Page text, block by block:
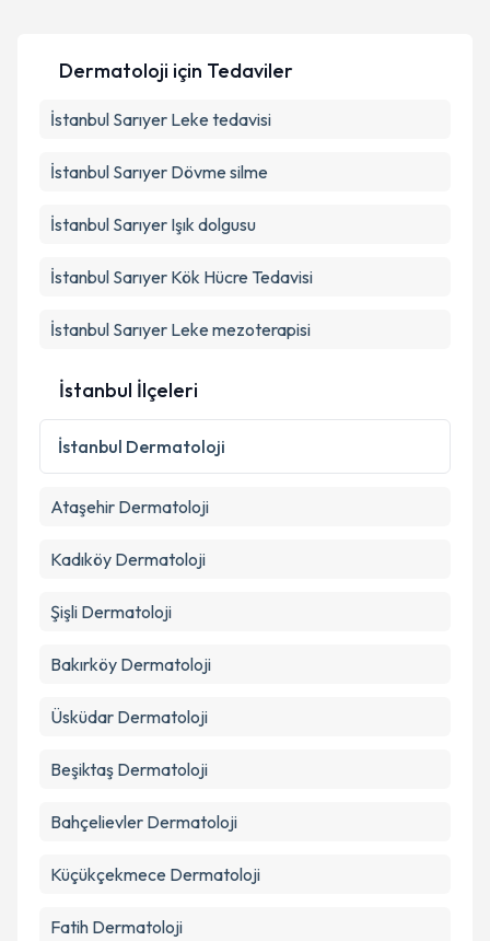
Takvim Talebini Gönder
takvim hazırlandığında e-posta ile bilgilendireceğiz.
E-posta Adresiniz
Kişisel verilerimin işlenmesine ilişkin
Takvim Talebini Gönder
Dermatoloji için Tedaviler
İstanbul Sarıyer Leke tedavisi
İstanbul Sarıyer Dövme silme
İstanbul Sarıyer Işık dolgusu
İstanbul Sarıyer Kök Hücre Tedavisi
İstanbul Sarıyer Leke mezoterapisi
İstanbul İlçeleri
İstanbul Dermatoloji
Ataşehir Dermatoloji
Kadıköy Dermatoloji
Şişli Dermatoloji
Bakırköy Dermatoloji
Üsküdar Dermatoloji
Beşiktaş Dermatoloji
Bahçelievler Dermatoloji
Küçükçekmece Dermatoloji
Fatih Dermatoloji